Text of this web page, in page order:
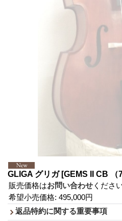
GLIGA グリガ [GEMS II CB （
販売価格はお問い合わせ ください
希望小売価格: 495,000円
返品特約に関する重要事項